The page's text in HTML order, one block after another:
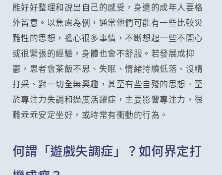
能好好整理和說出自己的感受，身邊的成年人要格
外留意。以焦慮為例，通常他們可能有一些比較災
難性的思想，擔心很多事情，不斷想起一些不開心
或很緊張的經驗，身體也會不舒服。若發展成抑
鬱，患者會茶飯不思、失眠、情緒持續低落、沒精
打采、對一切全無興趣，甚至有些自殘的思想。至
於專注力失調和過度活躍症，主要影響專注力，很
難乖乖安定坐好，或時常有衝動的行為。
何謂「遊戲失調症」？如何界定打